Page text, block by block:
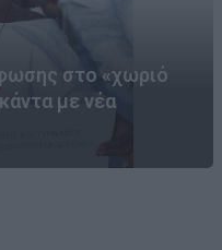
στο «χωριό
με νέα